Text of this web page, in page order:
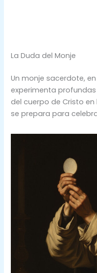
La Duda del Monje
Un monje sacerdote,
experimenta
del cuerpo de Cristo
se prepara para